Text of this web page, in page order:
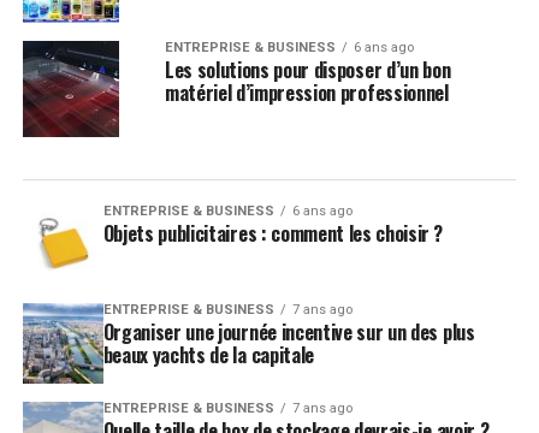
ENTREPRISE & BUSINESS 6 ans ago
Les solutions pour disposer d’un bon
matériel d’impression professionnel
ENTREPRISE & BUSINESS 6 ans ago
Objets publicitaires : comment les choisir ?
ENTREPRISE & BUSINESS 7 ans ago
Organiser une journée incentive sur un des plus
beaux yachts de la capitale
ENTREPRISE & BUSINESS 7 ans ago